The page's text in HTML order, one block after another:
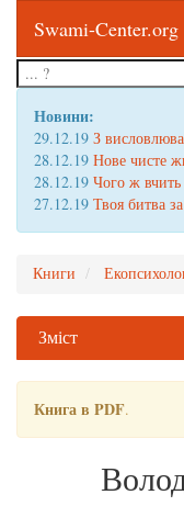
Swami-Center.org
Новини:
29.12.19 З
28.12.19 Нове чисте
28.12.19 Чого ж
27.12.19 Твоя битва
Книги
Зміст
Книга в PDF.